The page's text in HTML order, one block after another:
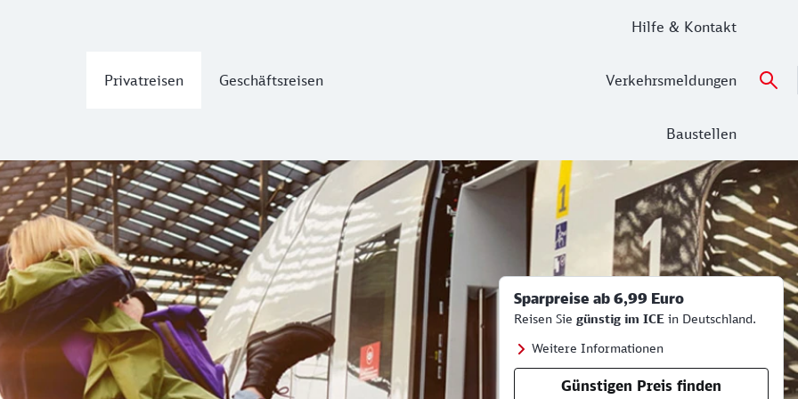
Privatreisen Geschäftsreisen
Hilfe & Kontakt
Verkehrsmeldungen
Baustellen
Sparpreise ab 6,99 Euro
Reisen Sie günstig im ICE in Deutschland.
Weitere Informationen
Günstigen Preis finden